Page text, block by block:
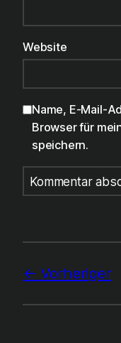
Website
Name, E-Mail-
Browser für
speichern.
Vorheriger